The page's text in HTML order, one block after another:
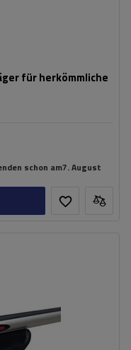
für herkömmliche
schon am7. August